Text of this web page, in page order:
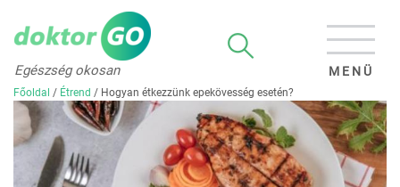
Egészség okosan MENÜ
Főoldal / Étrend / Hogyan étkezzünk epekövesség esetén?